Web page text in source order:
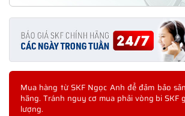
Mua hàng từ SKF Ngọc Anh để đảm bảo
hãng. Tránh nguy cơ mua phải vòng bi SKF
lượng.